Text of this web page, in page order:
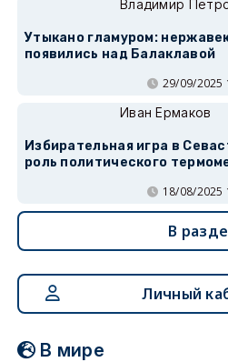
Владимир
Утыкано гламуром:
появились над Балаклавой
29/09/2025
Иван Ермаков
Избирательная игра в
роль политического
18/08/2025
В
Личный
В мире